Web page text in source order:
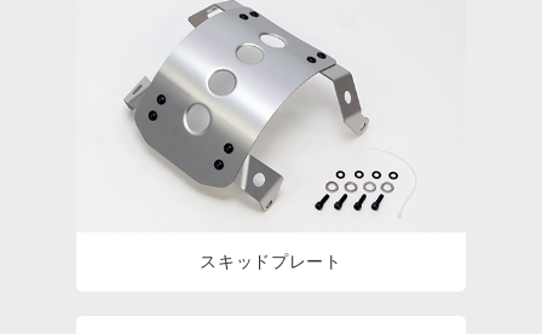
スキッドプレート